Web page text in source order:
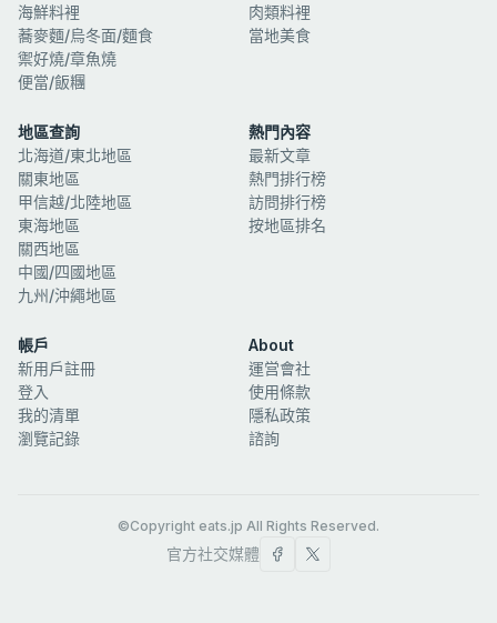
海鮮料裡
蕎麥麵/烏冬面/麵食
禦好燒/章魚燒
便當/飯糰
肉類料裡
當地美食
地區查詢
北海道/東北地區
關東地區
甲信越/北陸地區
東海地區
關西地區
中國/四國地區
九州/沖繩地區
熱門內容
最新文章
熱門排行榜
訪問排行榜
按地區排名
帳戶
新用戶註冊
登入
我的清單
瀏覽記錄
About
運営會社
使用條款
隱私政策
諮詢
©Copyright eats.jp All Rights Reserved.
官方社交媒體